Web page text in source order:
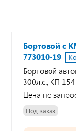
Бортовой с
773010-19
Бортовой
300л.с., КП 154
Цена по
Под заказ